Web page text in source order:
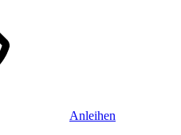
Anleihen